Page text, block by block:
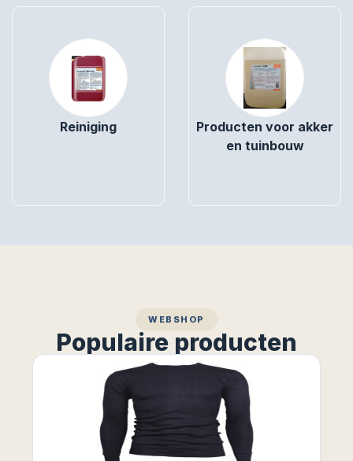
Reiniging
Producten voor akker
en tuinbouw
WEBSHOP
Populaire producten